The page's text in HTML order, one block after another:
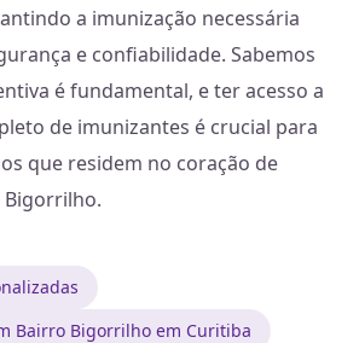
a imunização necessária
e confiabilidade. Sabemos
é fundamental, e ter acesso a
de imunizantes é crucial para
que residem no coração de
Bigorrilho.
Bairro Bigorrilho em Curitiba